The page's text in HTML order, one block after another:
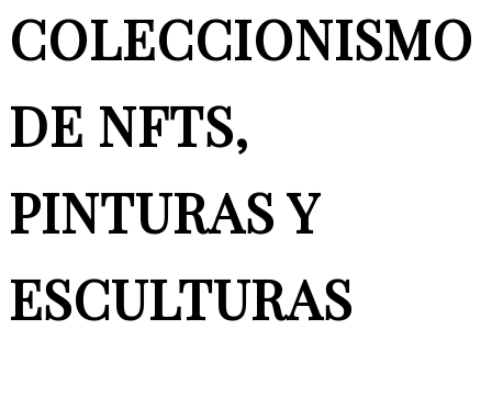
COLECCIONISMO
DE NFTS,
PINTURAS Y
ESCULTURAS